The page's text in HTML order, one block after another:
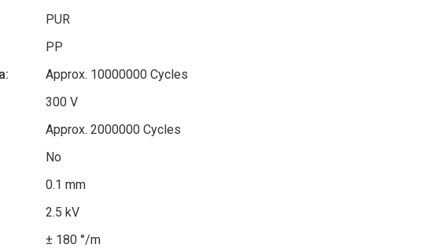
PUR
PP
Approx. 10000000 Cycles
300 V
Approx. 2000000 Cycles
No
0.1 mm
2.5 kV
± 180 °/m